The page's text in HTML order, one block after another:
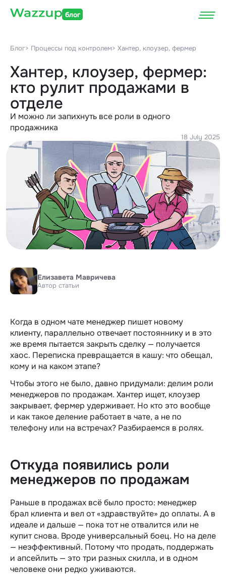
блог
Блог> Процессы под контролем> Хантер, клоузер, фермер
Хантер, клоузер, фермер:
кто рулит продажами в
отделе
И можно ли запихнуть все роли в одного
продажника
18 July 2025
Елизавета Мавричева
Автор статьи
Когда в одном чате менеджер пишет новому
клиенту, параллельно отвечает постояннику и в это
же время пытается закрыть сделку — получается
хаос. Переписка превращается в кашу: что обещал,
кому и на каком этапе?
Чтобы этого не было, давно придумали: делим роли
менеджеров по продажам. Хантер ищет, клоузер
закрывает, фермер удерживает. Но кто это вообще
и как такое деление работает в чате, а не по
телефону или на встречах? Разбираемся в ролях.
Откуда появились роли
менеджеров по продажам
Раньше в продажах всё было просто: менеджер
брал клиента и вел от «здравствуйте» до оплаты. А в
идеале и дальше — пока тот не отвалится или не
купит снова. Вроде универсальный боец. Но на деле
— неэффективный. Потому что продать, поддержать
и апсейлить — это три разных скилла, и в одном
человеке они редко уживаются.